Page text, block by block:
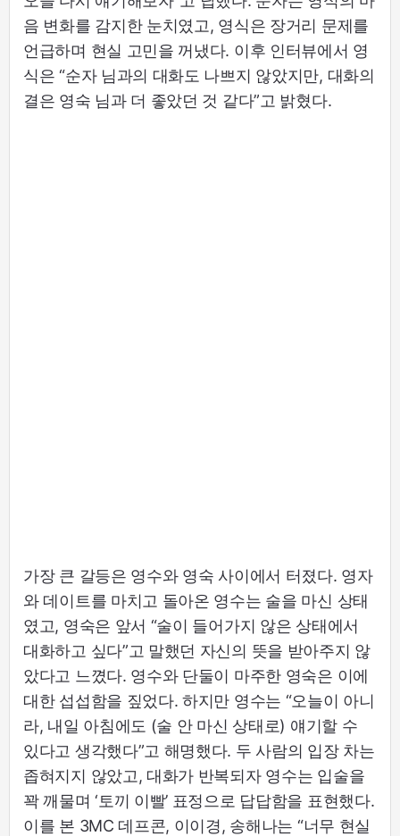
음 변화를 감지한 눈치였고, 영식은 장거리 문제를
언급하며 현실 고민을 꺼냈다. 이후 인터뷰에서 영
식은 “순자 님과의 대화도 나쁘지 않았지만, 대화의
결은 영숙 님과 더 좋았던 것 같다”고 밝혔다.
가장 큰 갈등은 영수와 영숙 사이에서 터졌다. 영자
와 데이트를 마치고 돌아온 영수는 술을 마신 상태
였고, 영숙은 앞서 “술이 들어가지 않은 상태에서
대화하고 싶다”고 말했던 자신의 뜻을 받아주지 않
았다고 느꼈다. 영수와 단둘이 마주한 영숙은 이에
대한 섭섭함을 짚었다. 하지만 영수는 “오늘이 아니
라, 내일 아침에도 (술 안 마신 상태로) 얘기할 수
있다고 생각했다”고 해명했다. 두 사람의 입장 차는
좁혀지지 않았고, 대화가 반복되자 영수는 입술을
꽉 깨물며 ‘토끼 이빨’ 표정으로 답답함을 표현했다.
이를 본 3MC 데프콘, 이이경, 송해나는 “너무 현실